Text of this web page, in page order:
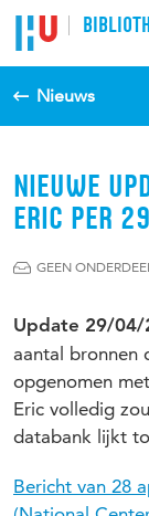
Nieuws
NIEUWE
ERIC PER
GEEN
Update 29/04/
aantal bronnen
opgenomen
Eric volledig
databank lijkt
Bericht van 28